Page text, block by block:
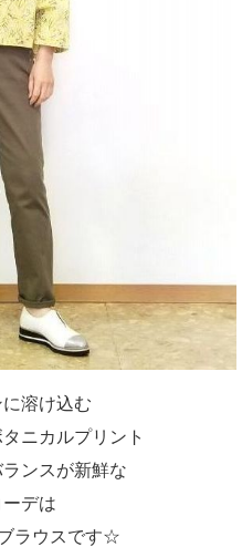
溶け込む
ニカルプリント
ンスが新鮮な
デは
ラウスです☆